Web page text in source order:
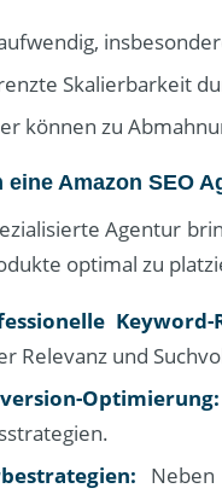
Skalierbarkeit
können zu
eine Amazon SEO
Agentur
optimal zu
Keyword-
Relevanz und
Optimierung: